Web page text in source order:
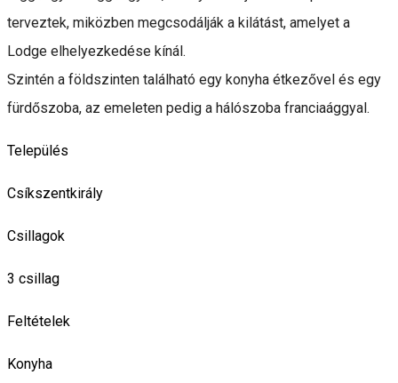
terveztek, miközben megcsodálják a kilátást, amelyet a
Lodge elhelyezkedése kínál.
Szintén a földszinten található egy konyha étkezővel és egy
fürdőszoba, az emeleten pedig a hálószoba franciaággyal.
Település
Csíkszentkirály
Csillagok
3 csillag
Feltételek
Konyha